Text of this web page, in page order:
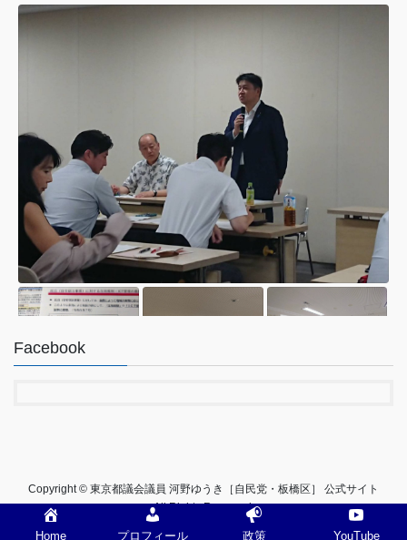
河野ゆうき【東京都議会議員 板橋区･
Facebook
Copyright © 東京都議会議員 河野ゆうき［自民党・板橋区］ 公式サイト
All Rights Reserved.
Home プロフィール 政策 YouTube